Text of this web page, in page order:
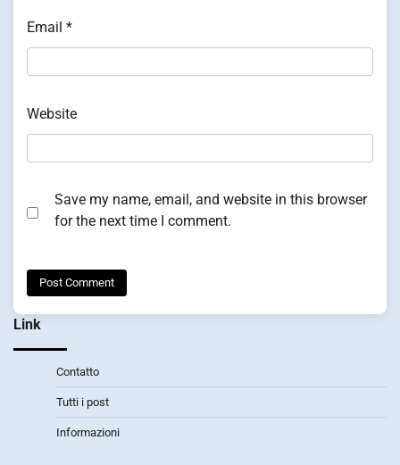
Email *
Website
Save my name, email, and website in this browser
for the next time I comment.
Link
Contatto
Tutti i post
Informazioni